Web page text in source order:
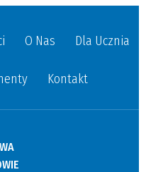
O Nas Dla Ucznia
Kontakt